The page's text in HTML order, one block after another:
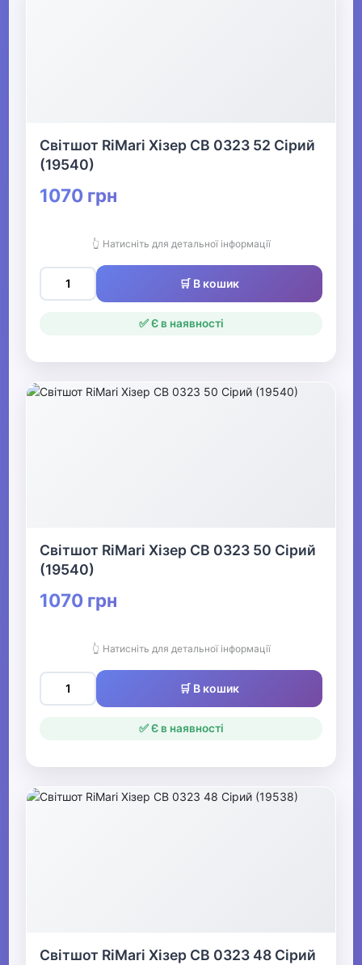
Світшот RiMari Хізер СВ 0323 52 Сірий
(19540)
1070 грн
👆 Натисніть для детальної інформації
🛒 В кошик
✅ Є в наявності
Світшот RiMari Хізер СВ 0323 50 Сірий
(19540)
1070 грн
👆 Натисніть для детальної інформації
🛒 В кошик
✅ Є в наявності
Світшот RiMari Хізер СВ 0323 48 Сірий